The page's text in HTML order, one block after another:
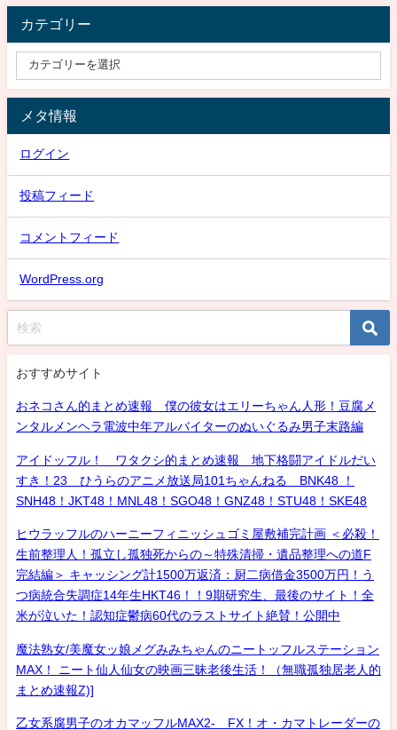
カテゴリー
メタ情報
ログイン
投稿フィード
コメントフィード
WordPress.org
おすすめサイト
おネコさん的まとめ速報 僕の彼女はエリーちゃん人形！豆腐メ
ンタルメンヘラ電波中年アルバイターのぬいぐるみ男子末路編
アイドッフル！ ワタクシ的まとめ速報 地下格闘アイドルだい
すき！23 ひうらのアニメ放送局101ちゃんねる BNK48 ！
SNH48！JKT48！MNL48！SGO48！GNZ48！STU48！SKE48
ヒウラッフルのハーニーフィニッシュゴミ屋敷補完計画 ＜必殺！
生前整理人！孤立し孤独死からの～特殊清掃・遺品整理への道F
完結編＞ キャッシング計1500万返済：厨二病借金3500万円！う
つ病統合失調症14年生HKT46！！9期研究生、最後のサイト！全
米が泣いた！認知症鬱病60代のラストサイト絶賛！公開中
魔法熟女/美魔女ッ娘メグみみちゃんのニートッフルステーション
MAX！ ニート仙人仙女の映画三昧老後生活！（無職孤独居老人的
まとめ速報Z)]
乙女系腐男子のオカマッフルMAX2- FX！オ・カマトレーダーの